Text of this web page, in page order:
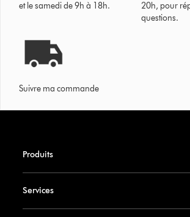
et le samedi de 9h à 18h.
20h, pour
questions.
Suivre ma commande
Produits
Services